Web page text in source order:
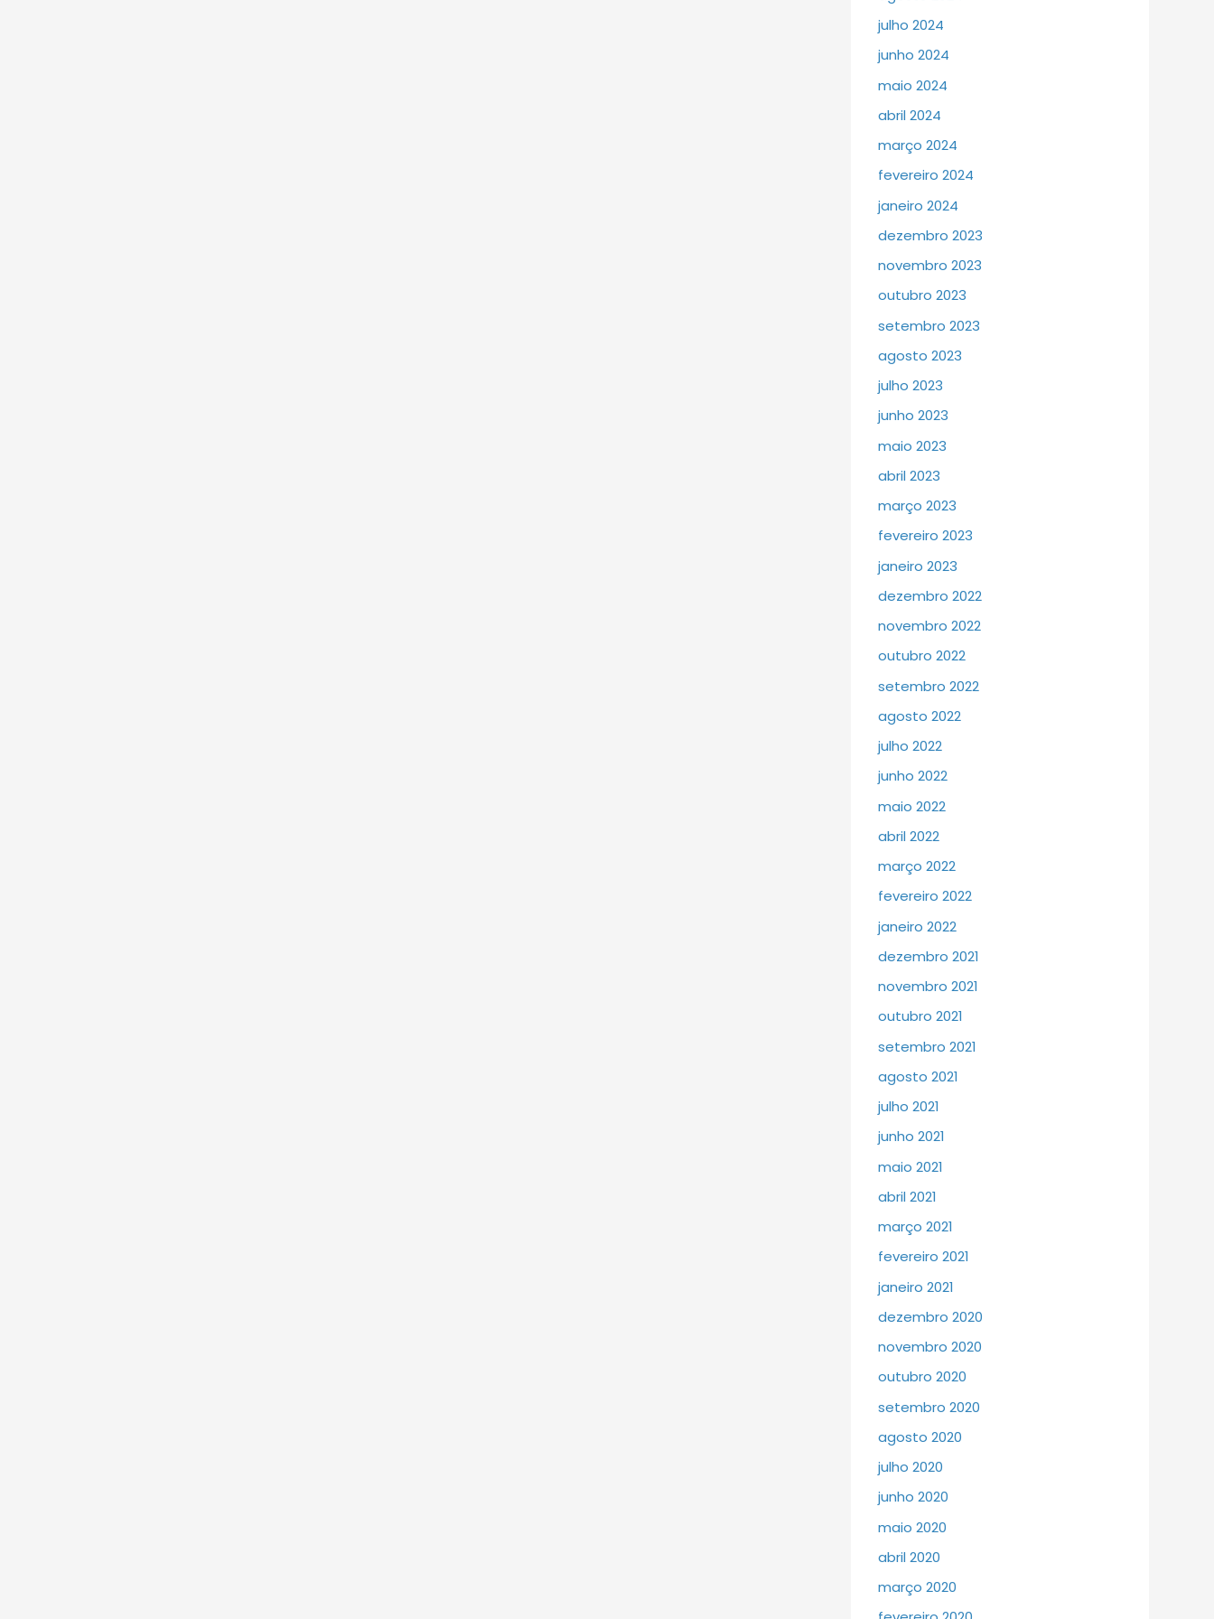
julho 2024
junho 2024
maio 2024
abril 2024
março 2024
fevereiro 2024
janeiro 2024
dezembro 2023
novembro 2023
outubro 2023
setembro 2023
agosto 2023
julho 2023
junho 2023
maio 2023
abril 2023
março 2023
fevereiro 2023
janeiro 2023
dezembro 2022
novembro 2022
outubro 2022
setembro 2022
agosto 2022
julho 2022
junho 2022
maio 2022
abril 2022
março 2022
fevereiro 2022
janeiro 2022
dezembro 2021
novembro 2021
outubro 2021
setembro 2021
agosto 2021
julho 2021
junho 2021
maio 2021
abril 2021
março 2021
fevereiro 2021
janeiro 2021
dezembro 2020
novembro 2020
outubro 2020
setembro 2020
agosto 2020
julho 2020
junho 2020
maio 2020
abril 2020
março 2020